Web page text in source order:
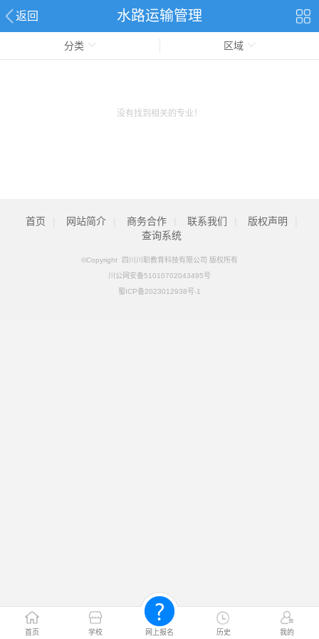
返回 水路运输管理
首页 学校 网上报名 历史 我的
分类 区域
没有找到相关的专业！
首页 网站简介 商务合作 联系我们 版权声明
查询系统
©Copyright 四川川职教育科技有限公司 版权所有
川公网安备51010702043495号
蜀ICP备2023012938号-1